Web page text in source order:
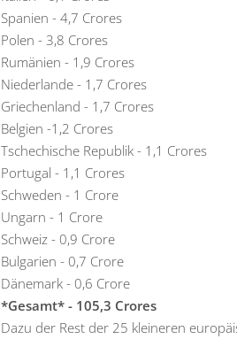
Spanien - 4,7 Crores
Polen - 3,8 Crores
Rumänien - 1,9 Crores
Niederlande - 1,7 Crores
Griechenland - 1,7 Crores
Belgien -1,2 Crores
Tschechische Republik - 1,1 Crores
Portugal - 1,1 Crores
Schweden - 1 Crore
Ungarn - 1 Crore
Schweiz - 0,9 Crore
Bulgarien - 0,7 Crore
Dänemark - 0,6 Crore
*Gesamt* - 105,3 Crores
Dazu der Rest der 25 kleineren